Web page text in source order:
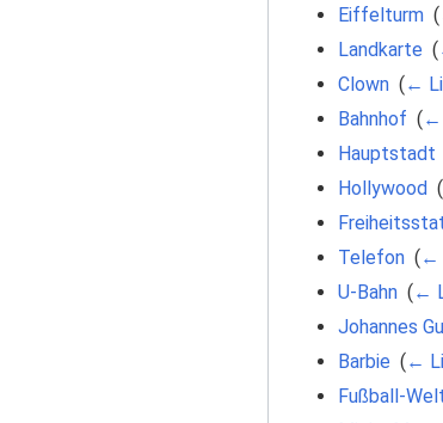
Eiffelturm‎ (
Landkarte (
Clown‎ (←
Bahnhof (←
Hauptstadt
Hollywood‎ (
Telefon‎ (←
U-Bahn‎ (←
Johannes
Barbie (←
Fußball-